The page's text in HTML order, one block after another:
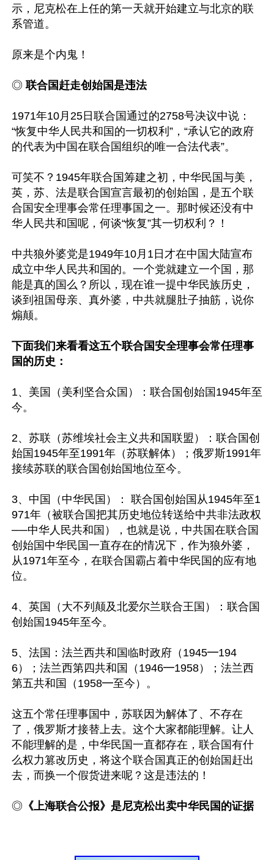
示，尼克松在上任的第一天就开始建立与北京的联
系管道。
原来是个内鬼！
◎ 联合国赶走创始国是违法
1971年10月25日联合国通过的2758号决议中说：
“恢复中华人民共和国的一切权利”，“承认它的政府
的代表为中国在联合国组织的唯一合法代表”。
可笑不？1945年联合国筹建之初，中华民国与美，
英，苏、法是联合国宣言最初的创始国，是五个联
合国安全理事会常任理事国之一。那时候还没有中
华人民共和国呢，何谈“恢复”其一切权利？！
中共狼外婆党是1949年10月1日才在中国大陆宣布
成立中华人民共和国的。一个党就建立一个国，那
能是真的国么？所以，现在谁一提中华民族历史，
谈到祖国母亲、真外婆，中共就腿肚子抽筋，说你
煽颠。
下面我们来看看这五个联合国安全理事会常任理事
国的历史：
1、美国（美利坚合众国）：联合国创始国1945年至
今。
2、苏联（苏维埃社会主义共和国联盟）：联合国创
始国1945年至1991年（苏联解体）；俄罗斯1991年
接续苏联的联合国创始国地位至今。
3、中国（中华民国）： 联合国创始国从1945年至1
971年（被联合国把其历史地位转送给中共非法政权
──中华人民共和国），也就是说，中共国在联合国
创始国中华民国一直存在的情况下，作为狼外婆，
从1971年至今，在联合国霸占着中华民国的应有地
位。
4、英国（大不列颠及北爱尔兰联合王国）：联合国
创始国1945年至今。
5、法国：法兰西共和国临时政府（1945━194
6）；法兰西第四共和国（1946━1958）；法兰西
第五共和国（1958━至今）。
这五个常任理事国中，苏联因为解体了、不存在
了，俄罗斯才接替上去。这个大家都能理解。让人
不能理解的是，中华民国一直都存在，联合国有什
么权力篡改历史，将这个联合国真正的创始国赶出
去，而换一个假货进来呢？这是违法的！
◎ 《上海联合公报》是尼克松出卖中华民国的证据